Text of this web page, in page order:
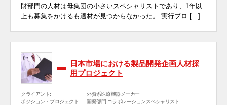
財部門の人材は母集団の小さいスペシャリストであり、1年以
上も募集をかけるも適材が見つからなかった。 実行プロ […]
日本市場における製品開発企画人材採
用プロジェクト
クライアント:
外資系医療機器メーカー
ポジション・プロジェクト:
開発部門 コラボレーションスペシャリスト